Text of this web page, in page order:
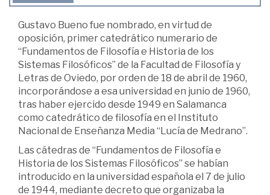
Gustavo Bueno fue nombrado, en virtud de
oposición, primer catedrático numerario de
“Fundamentos de Filosofía e Historia de los
Sistemas Filosóficos” de la Facultad de Filosofía y
Letras de Oviedo, por orden de 18 de abril de 1960,
incorporándose a esa universidad en junio de 1960,
tras haber ejercido desde 1949 en Salamanca
como catedrático de filosofía en el Instituto
Nacional de Enseñanza Media “Lucía de Medrano”.
Las cátedras de “Fundamentos de Filosofía e
Historia de los Sistemas Filosóficos” se habían
introducido en la universidad española el 7 de julio
de 1944, mediante decreto que organizaba la